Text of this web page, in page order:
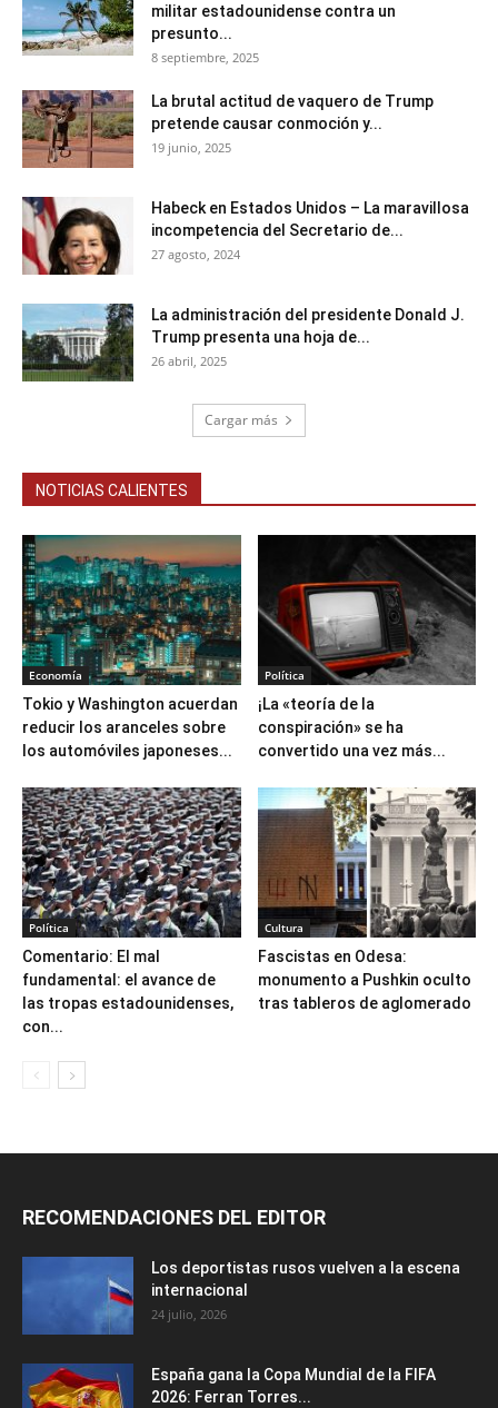
militar estadounidense contra un
presunto...
8 septiembre, 2025
La brutal actitud de vaquero de Trump
pretende causar conmoción y...
19 junio, 2025
Habeck en Estados Unidos – La maravillosa
incompetencia del Secretario de...
27 agosto, 2024
La administración del presidente Donald J.
Trump presenta una hoja de...
26 abril, 2025
Cargar más
NOTICIAS CALIENTES
Economía
Tokio y Washington acuerdan
reducir los aranceles sobre
los automóviles japoneses...
Política
¡La «teoría de la
conspiración» se ha
convertido una vez más...
Política
Comentario: El mal
fundamental: el avance de
las tropas estadounidenses,
con...
Cultura
Fascistas en Odesa:
monumento a Pushkin oculto
tras tableros de aglomerado
RECOMENDACIONES DEL EDITOR
Los deportistas rusos vuelven a la escena
internacional
24 julio, 2026
España gana la Copa Mundial de la FIFA
2026: Ferran Torres...